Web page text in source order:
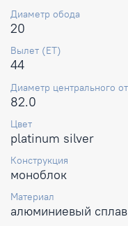
Диаметр обода
20
Вылет (ET)
44
Диаметр центрального
82.0
Цвет
platinum silver
Конструкция
моноблок
Материал
алюминиевый сплав